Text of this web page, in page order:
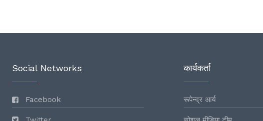
Social Networks
Facebook
कार्यकर्ता
रूपेन्द्र आर्य